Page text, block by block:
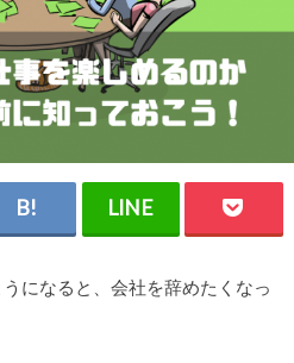
になると、会社を辞めたくなっ